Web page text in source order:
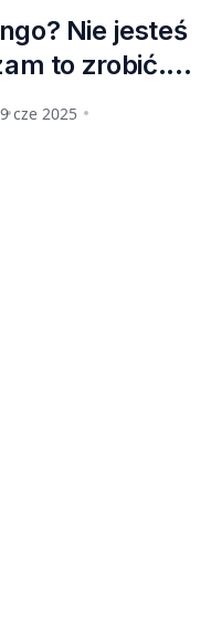
Nie jesteś
to zrobić.
aplikacji
9 cze 2025